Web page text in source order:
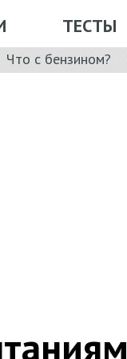
ТЕСТЫ
Что с бензином?